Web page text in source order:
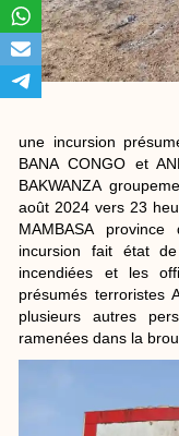
une incursion
BANA CONGO et
BAKWANZA
août 2024 vers 23
MAMBASA
incursion fait état
incendiées et les
présumés terroristes
plusieurs autres
ramenées dans la